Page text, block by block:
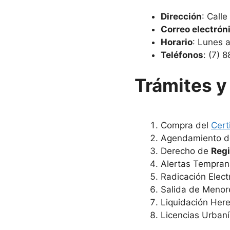
Dirección: Calle
Correo
Horario: Lunes
Teléfonos: (7)
Trámites
Compra del
Agendamiento
Derecho de
Alertas
Radicación
Salida de
Liquidación
Licencias